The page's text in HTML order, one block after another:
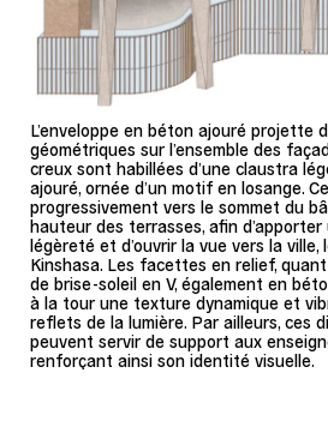
L’enveloppe en béton ajouré projette
géométriques sur l’ensemble des
creux sont habillées d’une claustra
ajouré, ornée d’un motif en losange.
progressivement vers le sommet du
hauteur des terrasses, afin
légèreté et d’ouvrir la vue vers la
Kinshasa. Les facettes en relief,
de brise-soleil en V, également en
à la tour une texture dynamique et
reflets de la lumière. Par ailleurs, ces
peuvent servir de support aux
renforçant ainsi son identité visuelle.